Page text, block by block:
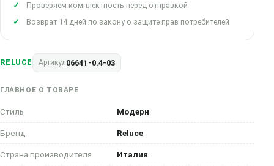
RELUCE Артикул06641-0.4-03
ГЛАВНОЕ О ТОВАРЕ
Стиль Модерн
Бренд Reluce
Страна производителя Италия
Проверяем комплектность перед отправкой
Возврат 14 дней по закону о защите прав потребителей